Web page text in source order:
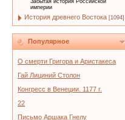
Забытая история Российской
империи
История древнего Востока [1094]
Популярное
О смерти Григора и Аристакеса
Гай Лициний Столон
Конгресс в Венеции. 1177 г.
22
Письмо Аршака Гнелу